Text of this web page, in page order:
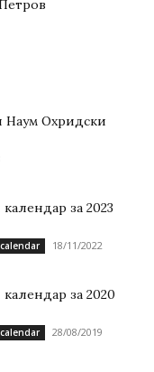
Наум Охридски
за 2023
18/11/2022
за 2020
28/08/2019